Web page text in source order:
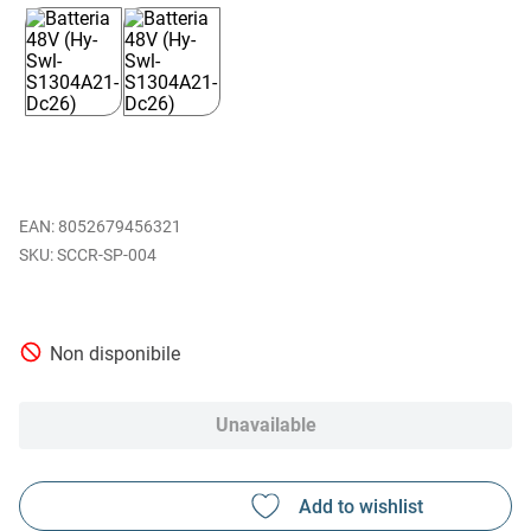
EAN: 8052679456321
SCCR-SP-004
Non disponibile
Unavailable